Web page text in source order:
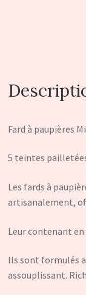
Fard à paupières
5 teintes
Les fards à
artisanalement,
Leur contenant
Ils sont formulés
assouplissant.